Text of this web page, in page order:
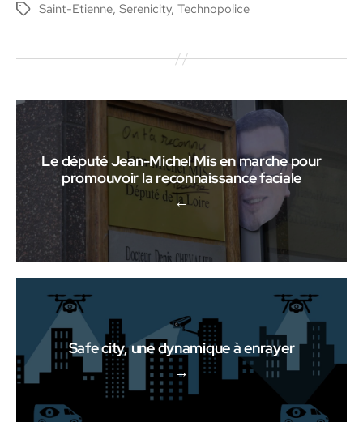
Étiquettes
Saint-Etienne, Serenicity, Technopolice
←
Le député Jean-Michel Mis en marche pour
promouvoir la reconnaissance faciale
→
Safe city, une dynamique à enrayer